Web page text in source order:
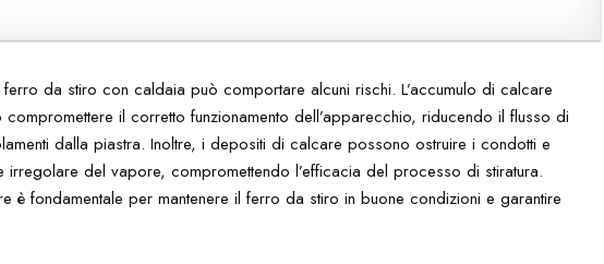
da stiro con caldaia può comportare alcuni rischi. L’accumulo di calcare
il corretto funzionamento dell’apparecchio, riducendo il flusso di
dalla piastra. Inoltre, i depositi di calcare possono ostruire i condotti e
irregolare del vapore, compromettendo l’efficacia del processo di stiratura.
è fondamentale per mantenere il ferro da stiro in buone condizioni e garantire